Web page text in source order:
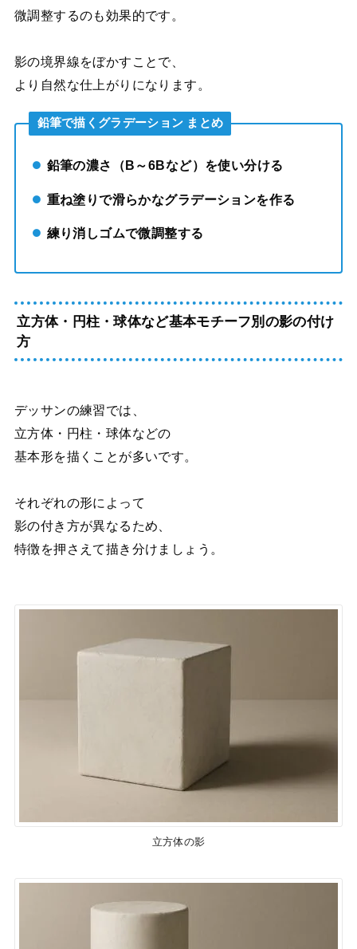
微調整するのも効果的です。
影の境界線をぼかすことで、
より自然な仕上がりになります。
鉛筆で描くグラデーション まとめ
鉛筆の濃さ（B～6Bなど）を使い分ける
重ね塗りで滑らかなグラデーションを作る
練り消しゴムで微調整する
立方体・円柱・球体など基本モチーフ別の影の付け
方
デッサンの練習では、
立方体・円柱・球体などの
基本形を描くことが多いです。
それぞれの形によって
影の付き方が異なるため、
特徴を押さえて描き分けましょう。
立方体の影